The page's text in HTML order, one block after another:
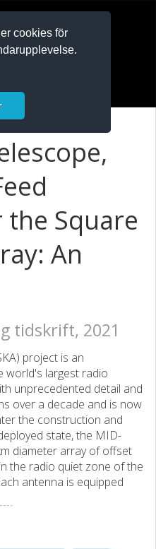
cookies för
the Square
An
tidskrift, 2021
project is an
world's largest radio
unprecedented detail and
over a decade and is now
the construction and
state, the MID-
diameter array of offset
the radio quiet zone of the
antenna is equipped
indexer platform. The